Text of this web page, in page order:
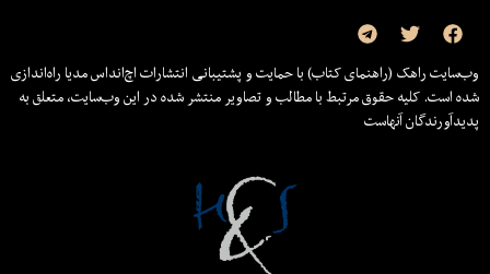
وب‌سایت راهک (راهنمای کتاب) با حمایت و پشتیبانی انتشارات اچ‌اند‌اس مدیا راه‌اندازی
شده است. کلیه حقوق مرتبط با مطالب و تصاویر منتشر شده در این وب‌سایت، متعلق به
پدیدآورندگان آنهاست